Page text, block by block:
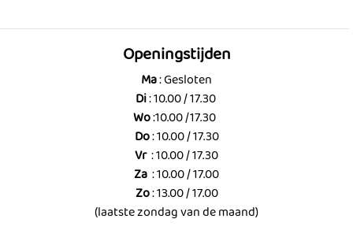
Openingstijden
Ma: Gesloten
Di: 10.00 / 17.30
Wo:10.00 /17.30
Do: 10.00 / 17.30
Vr: 10.00 / 17.30
Za : 10.00 / 17.00
Zo: 13.00 / 17.00
(laatste zondag van de maand)